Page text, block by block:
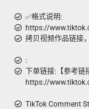
✅格式说明:
https://
拷贝视频作品链接
:
下单链接:【参考链
https://
TikTok Comment